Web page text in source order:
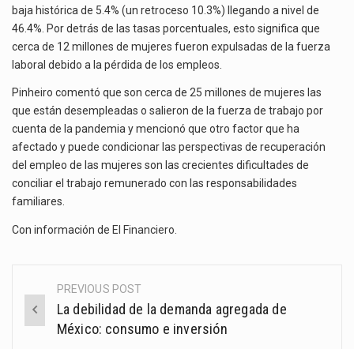
baja histórica de 5.4% (un retroceso 10.3%) llegando a nivel de
46.4%. Por detrás de las tasas porcentuales, esto significa que
cerca de 12 millones de mujeres fueron expulsadas de la fuerza
laboral debido a la pérdida de los empleos.
Pinheiro comentó que son cerca de 25 millones de mujeres las
que están desempleadas o salieron de la fuerza de trabajo por
cuenta de la pandemia y mencionó que otro factor que ha
afectado y puede condicionar las perspectivas de recuperación
del empleo de las mujeres son las crecientes dificultades de
conciliar el trabajo remunerado con las responsabilidades
familiares.
Con información de El Financiero
Post
navigation
PREVIOUS POST
La debilidad de la demanda agregada de
México: consumo e inversión